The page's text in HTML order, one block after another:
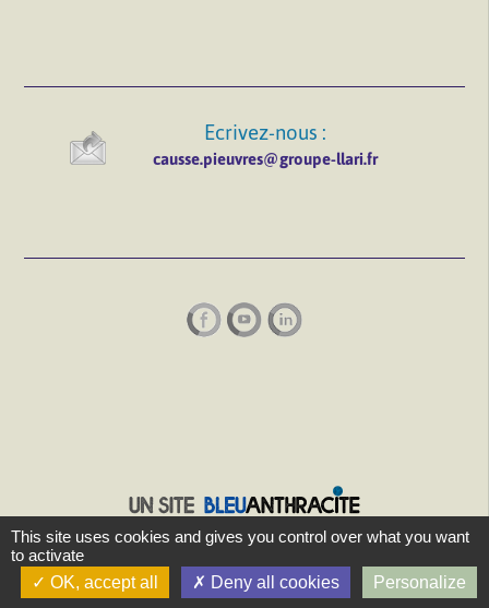
Ecrivez-nous :
causse.pieuvres@groupe-llari.fr
This site uses cookies and gives you control over what you want
to activate
OK, accept all
Deny all cookies Personalize